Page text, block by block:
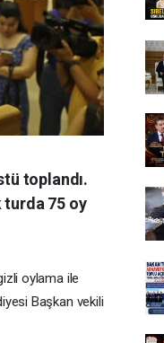
toplandı.
turda 75 oy
oylama ile
Başkan vekili